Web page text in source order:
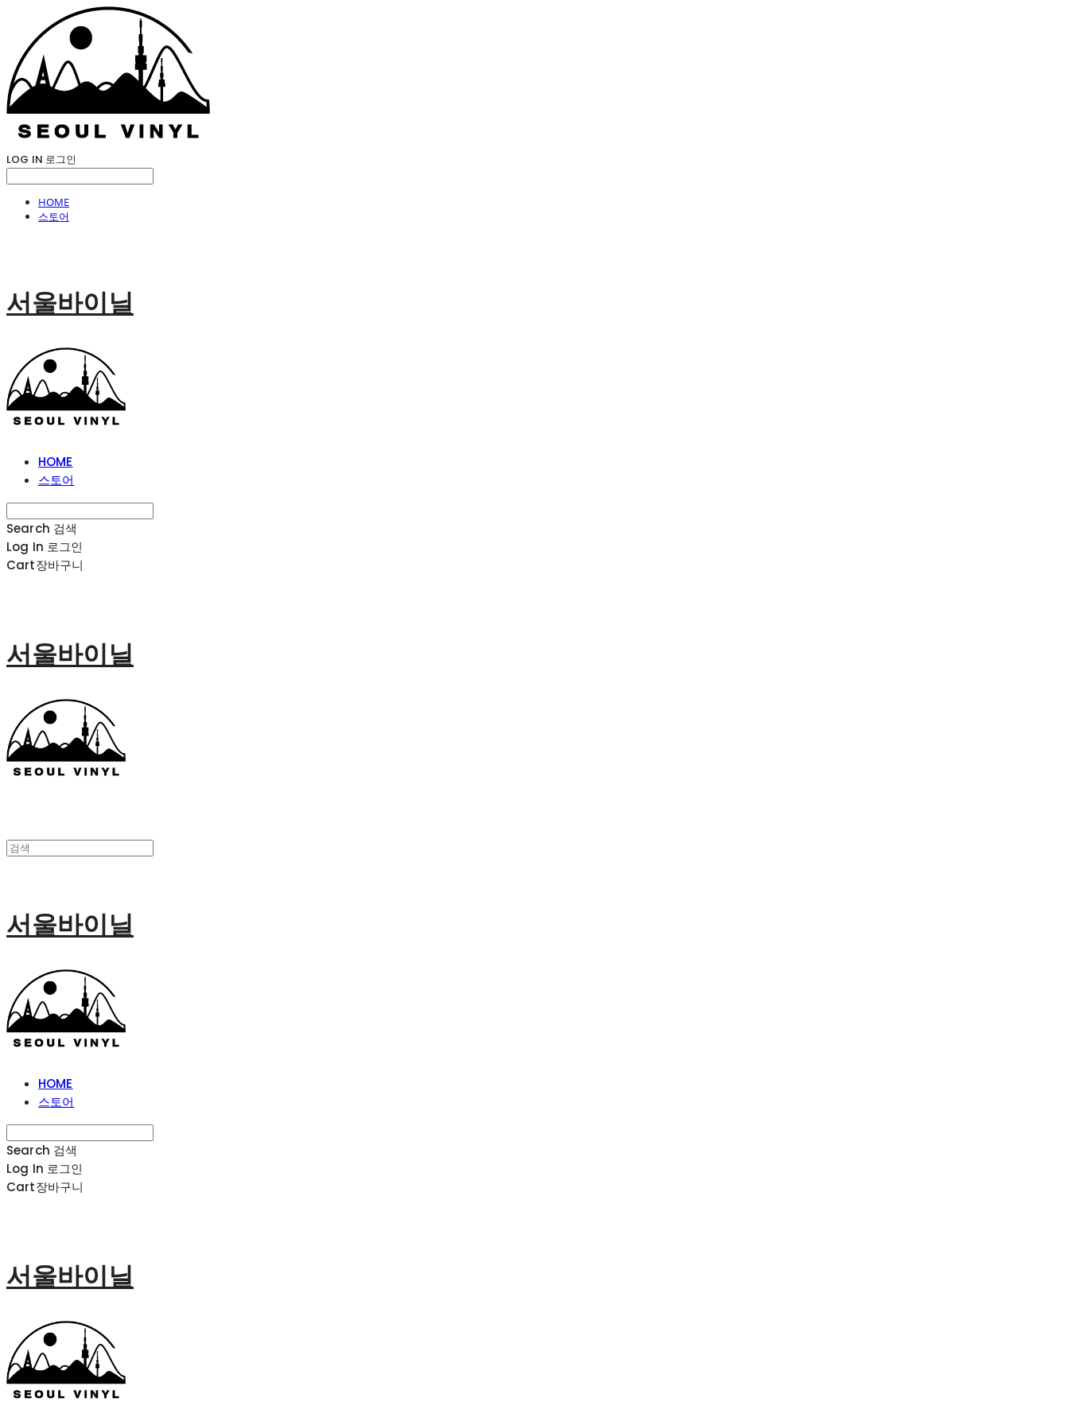
LOG IN 로그인
HOME
스토어
서울바이닐
HOME
스토어
Search 검색
Log In 로그인
Cart장바구니
서울바이닐
서울바이닐
HOME
스토어
Search 검색
Log In 로그인
Cart장바구니
서울바이닐